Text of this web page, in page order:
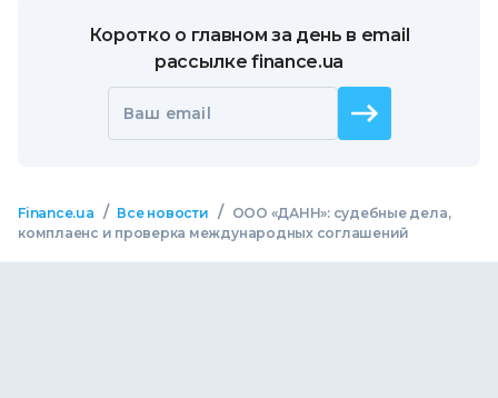
Коротко о главном за день в email
рассылке finance.ua
Ваш email
Finance.ua / Все новости /
ООО «ДАНН»: судебные дела,
комплаенс и проверка международных соглашений